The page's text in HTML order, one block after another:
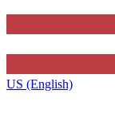
US (English)